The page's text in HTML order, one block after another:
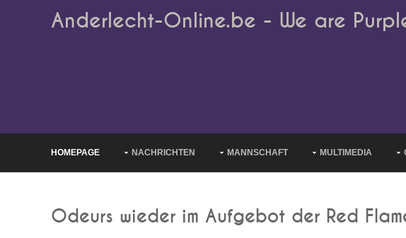
Anderlecht-Online.be - We are
HOMEPAGE NACHRICHTEN MANNSCHAFT MULTIMEDIA
Odeurs wieder im Aufgebot der Red